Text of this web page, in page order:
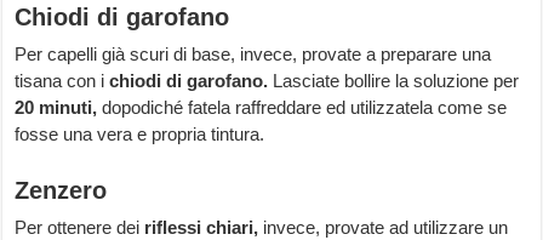
Chiodi di garofano
Per capelli già scuri di base, invece, provate a preparare una
tisana con ichiodi di garofano. Lasciate bollire la soluzione per
20 minuti, dopodiché fatela raffreddare ed utilizzatela come se
fosse una vera e propria tintura.
Zenzero
Per ottenere dei riflessi chiari, invece, provate ad utilizzare un